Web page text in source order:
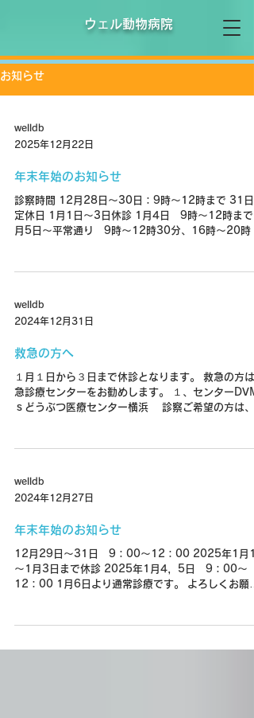
ウェル動物病院
お知らせ
welldb
2025年12月22日
年末年始のお知らせ
診察時間 12月28日～30日：9時～12時まで 31
定休日 1月1日～3日休診 1月4日 9時～12時まで
月5日～平常通り 9時～12時30分、16時～20時
welldb
2024年12月31日
救急の方へ
１月１日から３日まで休診となります。 救急の方は
急診療センターをお勧めします。 １、センターDVM
ｓどうぶつ医療センター横浜 診察ご希望の方は、
Yokohama...
welldb
2024年12月27日
年末年始のお知らせ
12月29日～31日 9：00～12：00 2025年1月1
～1月3日まで休診 2025年1月4，5日 9：00～
12：00 1月6日より通常診療です。 よろしくお願い